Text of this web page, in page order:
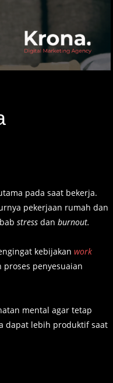
pada saat bekerja.
pekerjaan rumah dan
stress dan burnout.
kebijakan work
penyesuaian
mental agar tetap
dapat lebih produktif saat